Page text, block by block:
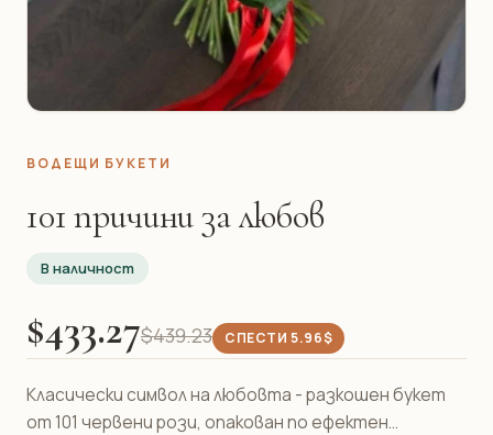
ВОДЕЩИ БУКЕТИ
101 причини за любов
В наличност
$433.27$439.23 СПЕСТИ 5.96$
Класически символ на любовта - разкошен букет
от 101 червени рози, опакован по ефектен...